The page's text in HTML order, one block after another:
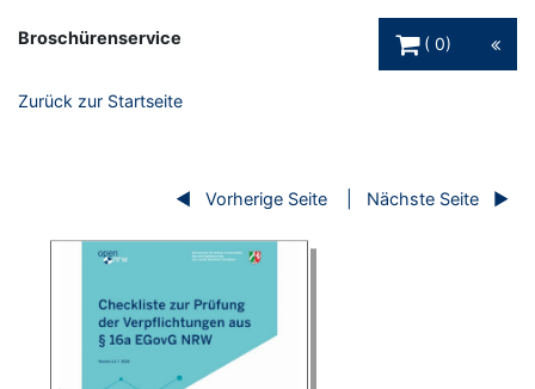
Broschürenservice
0
Zurück zur Startseite
Vorherige Seite Nächste Seite